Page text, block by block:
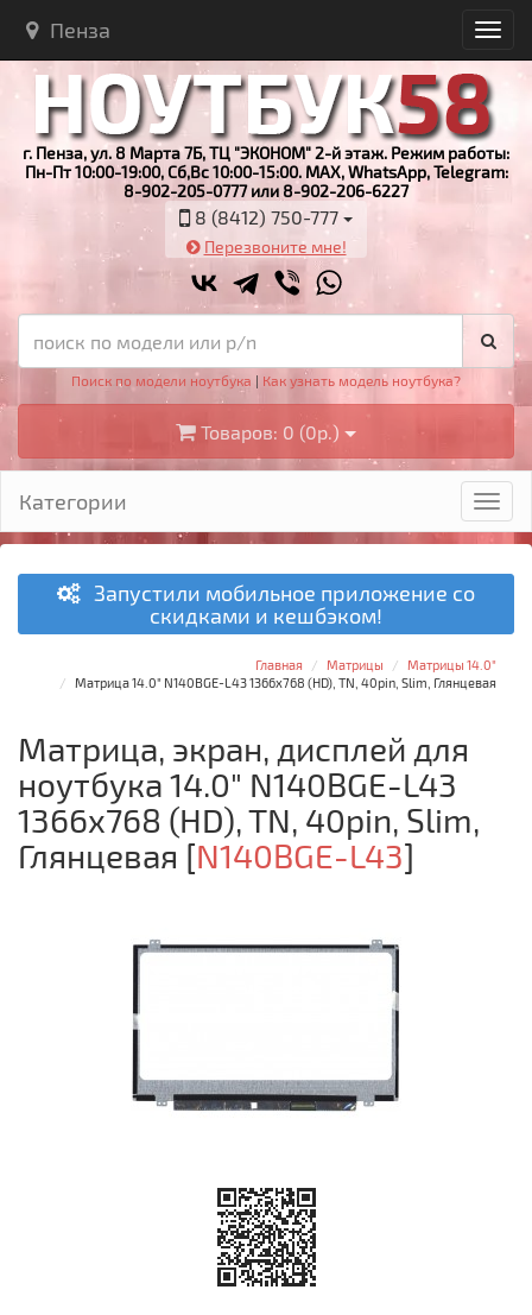
Пенза
г. Пенза, ул. 8 Марта 7Б, ТЦ "ЭКОНОМ" 2-й этаж. Режим работы:
Пн-Пт 10:00-19:00, Сб,Вс 10:00-15:00. MAX, WhatsApp, Telegram:
8-902-205-0777 или 8-902-206-6227
8 (8412) 750-777
Перезвоните мне!
Поиск по модели ноутбука | Как узнать модель ноутбука?
Товаров: 0 (0р.)
Категории
Запустили мобильное приложение со
скидками и кешбэком!
Главная Матрицы
Матрицы 14.0"
Матрица 14.0" N140BGE-L43 1366x768 (HD), TN, 40pin, Slim, Глянцевая
Матрица, экран, дисплей для
ноутбука 14.0" N140BGE-L43
1366x768 (HD), TN, 40pin, Slim,
Глянцевая [N140BGE-L43]